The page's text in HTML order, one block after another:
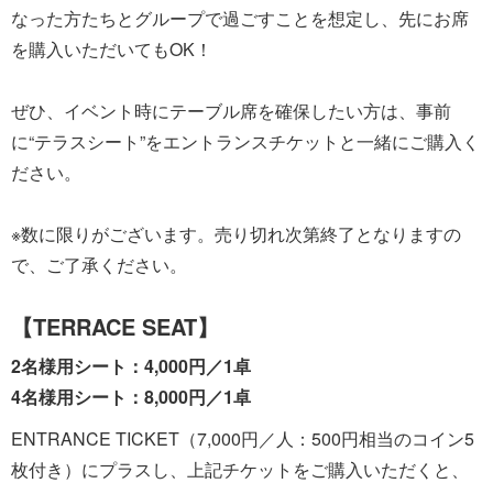
なった方たちとグループで過ごすことを想定し、先にお席
を購入いただいてもOK！
ぜひ、イベント時にテーブル席を確保したい方は、事前
に“テラスシート”をエントランスチケットと一緒にご購入く
ださい。
※数に限りがございます。売り切れ次第終了となりますの
で、ご了承ください。
【TERRACE SEAT】
2名様用シート：4,000円／1卓
4名様用シート：8,000円／1卓
ENTRANCE TICKET（7,000円／人：500円相当のコイン5
枚付き）にプラスし、上記チケットをご購入いただくと、